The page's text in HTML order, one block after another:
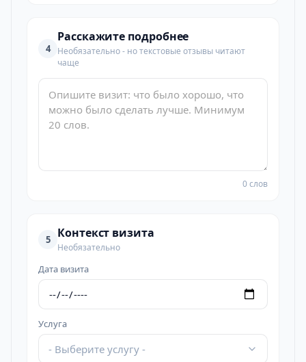
4
Расскажите подробнее
Необязательно - но текстовые отзывы читают
чаще
0 слов
5 Контекст визита
Необязательно
Дата визита
Услуга
- Выберите услугу -